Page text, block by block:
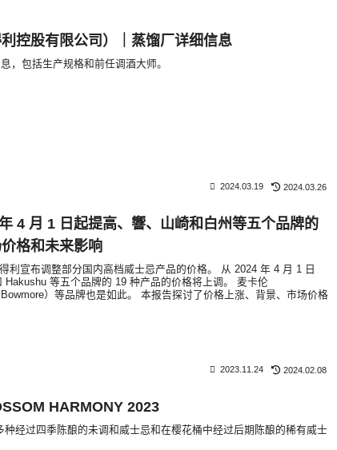
控股有限公司）｜蒸馏厂详细信息
，包括生产规格和前任调酒大师。
2024.03.19 2024.03.26
4 月 1 日起提高、響、山崎和白州等五个品牌的
格和未来影响
利宣布调整部分国内高档威士忌产品的价格。 从 2024 年 4 月 1 日
Hakushu 等五个品牌的 19 种产品的价格将上调。 麦卡伦
）等品牌也是如此。 本报告探讨了价格上涨、背景、市场价格
2023.11.24 2024.02.08
HARMONY 2023
经过四季陈酿的未调和威士忌和在樱花桶中经过后期陈酿的稀有威士